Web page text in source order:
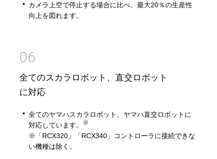
カメラ上空で停止する場合に比べ、最大20％の生産性
向上を図れます。
06
全てのスカラロボット、直交ロボット
に対応
全てのヤマハスカラロボット、ヤマハ直交ロボットに
対応しています。
※
※「RCX320」「RCX340」コントローラに接続できな
い機種は除く。